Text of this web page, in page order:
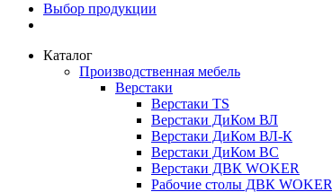
Выбор продукции
Каталог
Производственная мебель
Верстаки
Верстаки TS
Верстаки ДиКом ВЛ
Верстаки ДиКом ВЛ-К
Верстаки ДиКом ВС
Верстаки ДВК WOKER
Рабочие столы ДВК WOKER